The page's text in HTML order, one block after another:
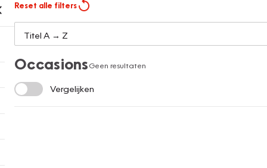
Reset alle filters
OccasionsGeen resultaten
Vergelijken